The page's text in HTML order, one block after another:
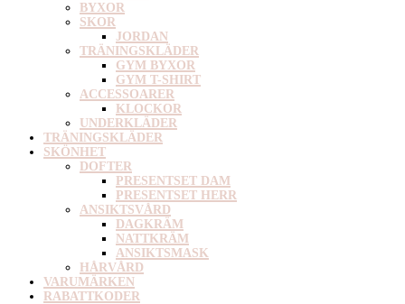
BYXOR
SKOR
JORDAN
TRÄNINGSKLÄDER
GYM BYXOR
GYM T-SHIRT
ACCESSOARER
KLOCKOR
UNDERKLÄDER
TRÄNINGSKLÄDER
SKÖNHET
DOFTER
PRESENTSET DAM
PRESENTSET HERR
ANSIKTSVÅRD
DAGKRÄM
NATTKRÄM
ANSIKTSMASK
HÅRVÅRD
VARUMÄRKEN
RABATTKODER